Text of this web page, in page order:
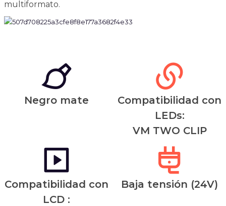
multiformato.
Negro mate
Compatibilidad con
LEDs:
VM TWO CLIP
Compatibilidad con
LCD :
Baja tensión (24V)